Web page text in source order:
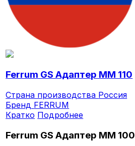
Ferrum GS Адаптер ММ 110
Страна производства Россия
Бренд FERRUM
Кратко Подробнее
Ferrum GS Адаптер ММ 100